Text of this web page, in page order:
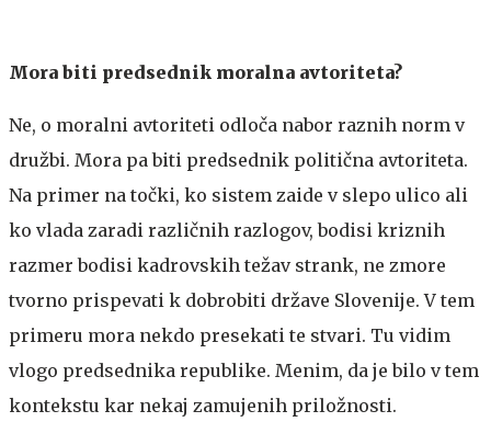
Mora biti predsednik moralna avtoriteta?
Ne, o moralni avtoriteti odloča nabor raznih norm v
družbi. Mora pa biti predsednik politična avtoriteta.
Na primer na točki, ko sistem zaide v slepo ulico ali
ko vlada zaradi različnih razlogov, bodisi kriznih
razmer bodisi kadrovskih težav strank, ne zmore
tvorno prispevati k dobrobiti države Slovenije. V tem
primeru mora nekdo presekati te stvari. Tu vidim
vlogo predsednika republike. Menim, da je bilo v tem
kontekstu kar nekaj zamujenih priložnosti.